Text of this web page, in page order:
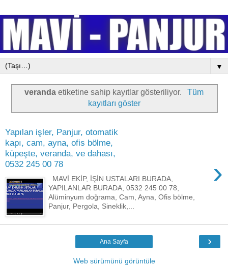
▼
veranda etiketine sahip kayıtlar gösteriliyor.
Tüm
kayıtları göster
Yapılan işler, Panjur, otomatik
kapı, cam, ayna, ofis bölme,
küpeşte, veranda, ve dahası,
0532 245 00 78
›
MAVİ EKİP, İŞİN USTALARI BURADA,
YAPILANLAR BURADA, 0532 245 00 78,
Alüminyum doğrama, Cam, Ayna, Ofis bölme,
Panjur, Pergola, Sineklik,...
›
Ana Sayfa
Web sürümünü görüntüle